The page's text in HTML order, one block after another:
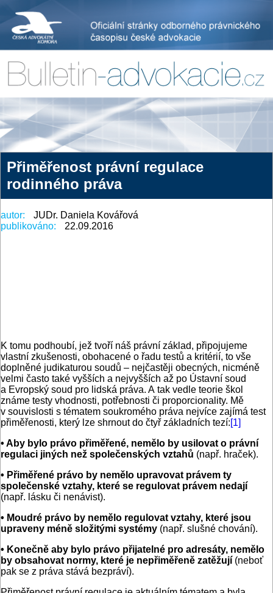
Přiměřenost právní regulace
rodinného práva
autor:
JUDr. Daniela Kovářová
publikováno:
22.09.2016
K tomu podhoubí, jež tvoří náš právní základ, připojujeme
vlastní zkušenosti, obohacené o řadu testů a kritérií, to vše
doplněné judikaturou soudů – nejčastěji obecných, nicméně
velmi často také vyšších a nejvyšších až po Ústavní soud
a Evropský soud pro lidská práva. A tak vedle teorie škol
známe testy vhodnosti, potřebnosti či proporcionality. Mě
v souvislosti s tématem soukromého práva nejvíce zajímá test
přiměřenosti, který lze shrnout do čtyř základních tezí:[1]
• Aby bylo právo přiměřené, nemělo by usilovat o právní
regulaci jiných než společenských vztahů (např. hraček).
• Přiměřené právo by nemělo upravovat právem ty
společenské vztahy, které se regulovat právem nedají
(např. lásku či nenávist).
• Moudré právo by nemělo regulovat vztahy, které jsou
upraveny méně složitými systémy (např. slušné chování).
• Konečně aby bylo právo přijatelné pro adresáty, nemělo
by obsahovat normy, které je nepřiměřeně zatěžují (neboť
pak se z práva stává bezpráví).